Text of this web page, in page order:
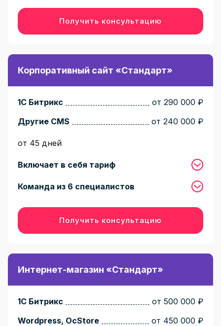
Получить консультацию
Корпоративный сайт «Стандарт»
1С Битрикс
от 290 000 ₽
Другие CMS
от 240 000 ₽
от 45 дней
Включает в себя тариф
Команда из 6 специалистов
Получить консультацию
Интернет-магазин «Стандарт»
1С Битрикс
от 500 000 ₽
Wordpress, OcStore
от 450 000 ₽